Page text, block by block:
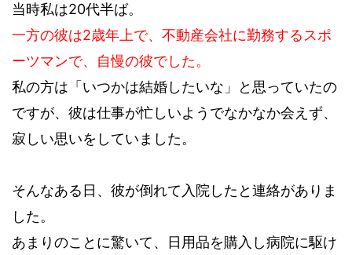
当時私は20代半ば。
一方の彼は2歳年上で、不動産会社に勤務するスポ
ーツマンで、自慢の彼でした。
私の方は「いつかは結婚したいな」と思っていたの
ですが、彼は仕事が忙しいようでなかなか会えず、
寂しい思いをしていました。
そんなある日、彼が倒れて入院したと連絡がありま
した。
あまりのことに驚いて、日用品を購入し病院に駆け